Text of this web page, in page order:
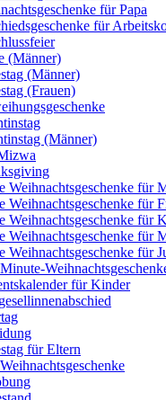
für Papa
für
(Männer)
(Männer)
(Frauen)
(Männer)
Weihnachtsgeschenke für
Weihnachtsgeschenke für
Weihnachtsgeschenke für
Weihnachtsgeschenke für
Weihnachtsgeschenke für
für Kinder
für Eltern